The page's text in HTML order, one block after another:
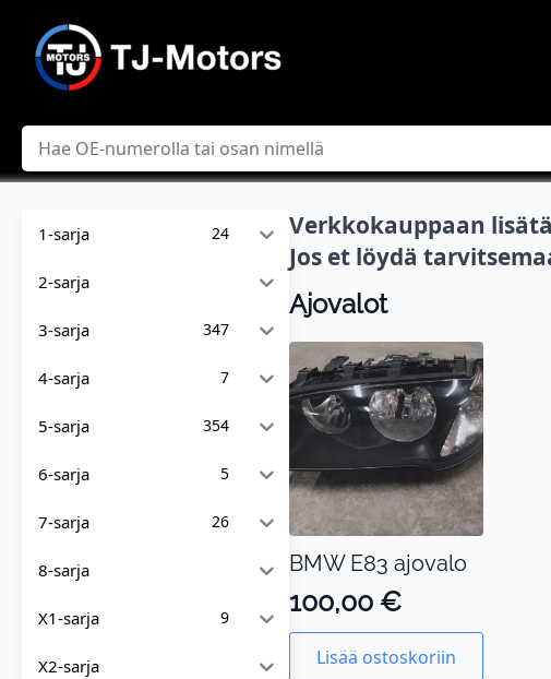
Hae
1-sarja 24
2-sarja
3-sarja 347
4-sarja 7
5-sarja 354
6-sarja 5
7-sarja 26
8-sarja
X1-sarja 9
X2-sarja
Verkkokauppaan
Jos et löydä
Ajovalot
BMW E83 ajovalo
100,00 €
Lisää ostoskoriin